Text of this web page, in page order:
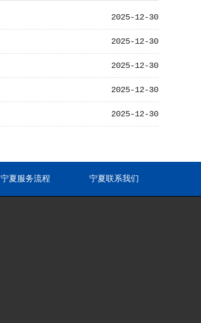
2025-12-30
2025-12-30
2025-12-30
2025-12-30
2025-12-30
宁夏服务流程 宁夏联系我们